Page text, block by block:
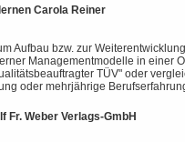
Carola Reiner
Aufbau bzw. zur
Managementmodelle in einer
TÜV" oder
oder mehrjährige
Weber Verlags-GmbH